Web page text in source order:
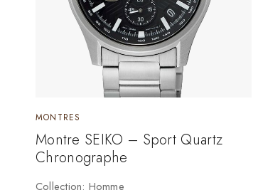
MONTRES
Montre SEIKO – Sport Quartz
Chronographe
Collection: Homme